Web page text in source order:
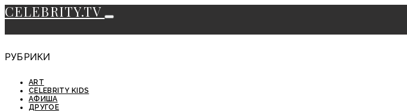
CELEBRITY.TV
РУБРИКИ
ART
CELEBRITY KIDS
АФИША
ДРУГОЕ